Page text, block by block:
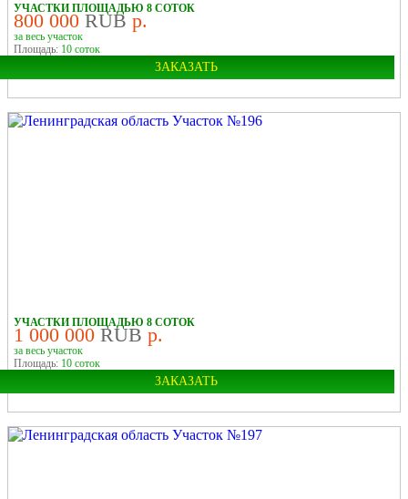
УЧАСТКИ ПЛОЩАДЬЮ 8 СОТОК
800 000 RUB р.
за весь участок
Площадь: 10 соток
ЗАКАЗАТЬ
Область: Ленинградская
УЧАСТКИ ПЛОЩАДЬЮ 8 СОТОК
1 000 000 RUB р.
за весь участок
Площадь: 10 соток
ЗАКАЗАТЬ
Область: Ленинградская